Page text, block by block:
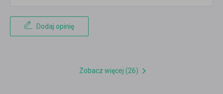
Dodaj opinię
Zobacz więcej (26)